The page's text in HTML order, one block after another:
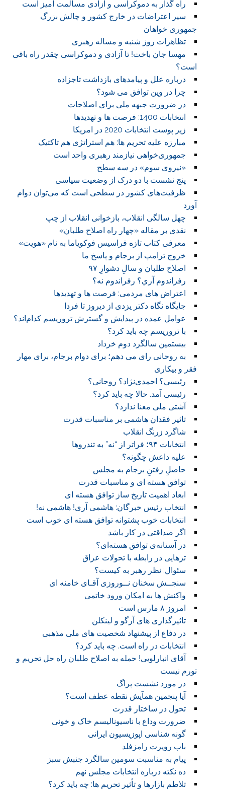
راه گذار به دموکراسی و آزادی مسالمت آمیز است
سیر اعتراضات در خارج کشور و چالش بزرگ
جمهوری خواهان
تظاهرات روز شنبه و مساله رهبری
مهسا جان باخت! تا آزادی و دموکراسی چقدر راه باقی
است؟
درباره علل و پیامدهای بازداشت تاجزاده
چرا در وین توافق می شود؟
در ضرورت جبهه ملی برای اصلاحات
انتخابات 1400: فرصت ها و تهدیدها
زیر پوست انتخابات 2020 در امریکا
مبارزه علیه تحریم ها: هم استراتژی هم تاکتیک
جمهوری‌خواهی نیازمند رهبری واحد است
«نیروی سوم» در سه سطح
پنج نشست با دو درک از وضعیت سیاسی
ظرفیت‌های کشور در سطحی است که می‌توان دوام
آورد
چهل سالگی انقلاب، بازخوانی انقلاب از چپ
نقدی بر مقاله «چهار راه اصلاح طلبان»
معرفی کتاب تازه فراسیس فوکویاما به نام «هویت»
خروج ترامپ از برجام و پاسخ ما
اصلاح طلبان و سالِ دشوارِ ۹۷
رفراندوم آري؟ رفراندوم نه؟
اعتراض های مردمی: فرصت ها و تهدیدها
جایگاه نگاه دکتر یزدی از دیروز تا فردا
عوامل عمده در پیدایش و گسترش تروریسم کدام‌اند؟
با تروریسم چه باید کرد؟
بیستمین سالگرد دوم خرداد
به روحانی رای می دهم؛ برای دوام برجام، برای مهار
فقر و بیکاری
رئیسی؟ احمدی‌نژاد؟ روحانی؟
رئیسی آمد. حالا چه باید کرد؟
آشتی ملی معنا ندارد؟
تاثیر فقدان هاشمی بر مناسبات قدرت
شاگرد زرنگ انقلاب
انتخابات ۹۴؛ فراتر از “نه” به تندروها
علیه داعش چگونه؟
حاصلِ رفتنِ برجام به مجلس
توافق هسته ای و مناسبات قدرت
ابعاد اهمیت تاریخ ساز توافق هسته ای
انتخاب رئیس خبرگان: هاشمی آری! هاشمی نه!
انتخابات خوب پشتوانه توافق هسته ای خوب است
اگر صداقتی در کار باشد
در آستانه‌ی توافق هسته‌ای؟
تزهایی در رابطه با تحولات عراق
سئوال: نظر رهبر به کیست؟
سنجــش سخنان نــوروزی آقـای خامنه ای
واکنش ها به امکان ورود خاتمی
امروز ۸ مارس است
تاثیرگذاری های آرگو و لینکلن
در دفاع از پیشنهاد شخصیت های ملی مذهبی
انتخابات در راه است. چه باید کرد؟
آقای انبارلویی! حمله به اصلاح طلبان راه حل تحریم و
تورم نیست
در مورد نشست پراگ
آیا پنجمین همآیش نقطه عطف است؟
تحول در ساختار قدرت
ضرورت وداع با ناسیونالیسم خاک و خونی
گونه شناسی اپوزیسیون ایرانی
باب روپرت رامزفلد
پیام به مناسبت سومین سالگرد جنبش سبز
ده نکته درباره انتخابات مجلس نهم
تلاطم بازارها و تأثیر تحریم ها: چه باید کرد؟